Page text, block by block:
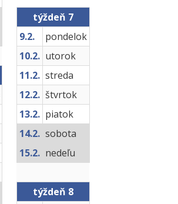
týždeň 7
9.2.
pondelok
10.2. utorok
11.2. streda
12.2. štvrtok
13.2. piatok
14.2. sobota
15.2. nedeľu
týždeň 8